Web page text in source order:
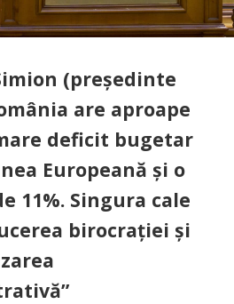
(președinte
are aproape
deficit bugetar
Europeană și o
11%. Singura cale
birocrației și